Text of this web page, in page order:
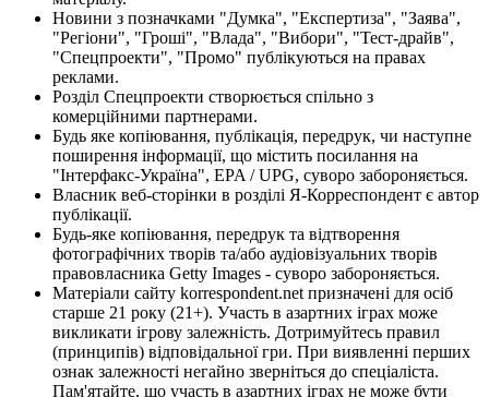
Новини з позначками "Думка", "Експертиза", "Заява",
"Регіони", "Гроші", "Влада", "Вибори", "Тест-драйв",
"Спецпроекти", "Промо" публікуються на правах
реклами.
Розділ Спецпроекти створюється спільно з
комерційними партнерами.
Будь яке копіювання, публікація, передрук, чи наступне
поширення інформації, що містить посилання на
"Інтерфакс-Україна", EPA / UPG, суворо забороняється.
Власник веб-сторінки в розділі Я-Корреспондент є автор
публікації.
Будь-яке копіювання, передрук та відтворення
фотографічних творів та/або аудіовізуальних творів
правовласника Getty Images - суворо забороняється.
Матеріали сайту korrespondent.net призначені для осіб
старше 21 року (21+). Участь в азартних іграх може
викликати ігрову залежність. Дотримуйтесь правил
(принципів) відповідальної гри. При виявленні перших
ознак залежності негайно зверніться до спеціаліста.
Пам'ятайте, що участь в азартних іграх не може бути